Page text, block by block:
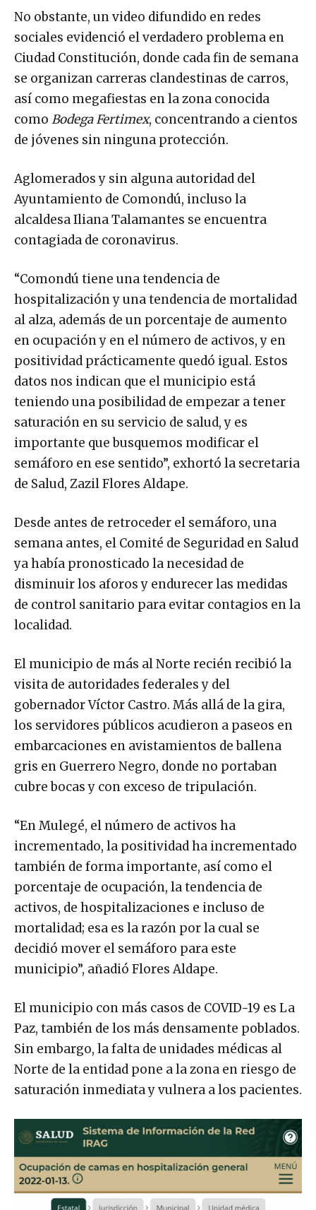
No obstante, un video difundido en redes
sociales evidenció el verdadero problema en
Ciudad Constitución, donde cada fin de semana
se organizan carreras clandestinas de carros,
así como megafiestas en la zona conocida
como Bodega Fertimex, concentrando a cientos
de jóvenes sin ninguna protección.
Aglomerados y sin alguna autoridad del
Ayuntamiento de Comondú, incluso la
alcaldesa Iliana Talamantes se encuentra
contagiada de coronavirus.
“Comondú tiene una tendencia de
hospitalización y una tendencia de mortalidad
al alza, además de un porcentaje de aumento
en ocupación y en el número de activos, y en
positividad prácticamente quedó igual. Estos
datos nos indican que el municipio está
teniendo una posibilidad de empezar a tener
saturación en su servicio de salud, y es
importante que busquemos modificar el
semáforo en ese sentido”, exhortó la secretaria
de Salud, Zazil Flores Aldape.
Desde antes de retroceder el semáforo, una
semana antes, el Comité de Seguridad en Salud
ya había pronosticado la necesidad de
disminuir los aforos y endurecer las medidas
de control sanitario para evitar contagios en la
localidad.
El municipio de más al Norte recién recibió la
visita de autoridades federales y del
gobernador Víctor Castro. Más allá de la gira,
los servidores públicos acudieron a paseos en
embarcaciones en avistamientos de ballena
gris en Guerrero Negro, donde no portaban
cubre bocas y con exceso de tripulación.
“En Mulegé, el número de activos ha
incrementado, la positividad ha incrementado
también de forma importante, así como el
porcentaje de ocupación, la tendencia de
activos, de hospitalizaciones e incluso de
mortalidad; esa es la razón por la cual se
decidió mover el semáforo para este
municipio”, añadió Flores Aldape.
El municipio con más casos de COVID-19 es La
Paz, también de los más densamente poblados.
Sin embargo, la falta de unidades médicas al
Norte de la entidad pone a la zona en riesgo de
saturación inmediata y vulnera a los pacientes.